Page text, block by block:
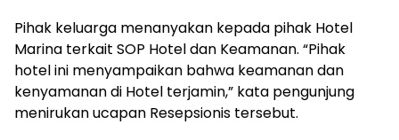
Pihak keluarga menanyakan kepada pihak Hotel
Marina terkait SOP Hotel dan Keamanan. “Pihak
hotel ini menyampaikan bahwa keamanan dan
kenyamanan di Hotel terjamin,” kata pengunjung
menirukan ucapan Resepsionis tersebut.